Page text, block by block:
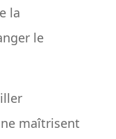
la
le
ne maîtrisent